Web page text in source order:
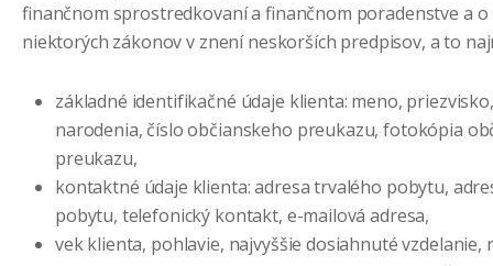
finančnom sprostredkovaní a finančnom poradenstve a o
niektorých zákonov v znení neskorších predpisov, a to
základné identifikačné údaje klienta: meno,
narodenia, číslo občianskeho preukazu, fotokópia
preukazu,
kontaktné údaje klienta: adresa trvalého pobytu,
pobytu, telefonický kontakt, e-mailová adresa,
vek klienta, pohlavie, najvyššie dosiahnuté vzdelanie,